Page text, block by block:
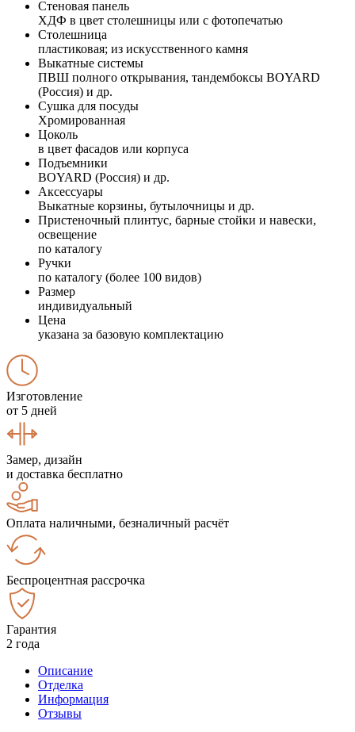
Стеновая панель
ХДФ в цвет столешницы или с фотопечатью
Столешница
пластиковая; из искусственного камня
Выкатные системы
ПВШ полного открывания, тандембоксы BOYARD
(Россия) и др.
Сушка для посуды
Хромированная
Цоколь
в цвет фасадов или корпуса
Подъемники
BOYARD (Россия) и др.
Аксессуары
Выкатные корзины, бутылочницы и др.
Пристеночный плинтус, барные стойки и навески,
освещение
по каталогу
Ручки
по каталогу (более 100 видов)
Размер
индивидуальный
Цена
указана за базовую комплектацию
Изготовление
от 5 дней
Замер, дизайн
и доставка бесплатно
Оплата наличными, безналичный расчёт
Беспроцентная рассрочка
Гарантия
2 года
Описание
Отделка
Информация
Отзывы